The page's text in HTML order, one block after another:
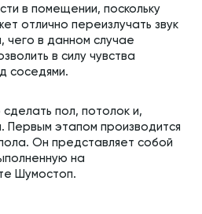
в помещении, поскольку
отлично переизлучать звук
чего в данном случае
в силу чувства
соседями.
пол, потолок и,
Первым этапом производится
Он представляет собой
на
Шумостоп.